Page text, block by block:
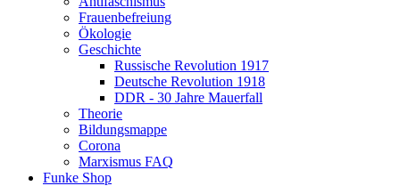
Frauenbefreiung
Ökologie
Geschichte
Russische Revolution 1917
Deutsche Revolution 1918
DDR - 30 Jahre Mauerfall
Theorie
Bildungsmappe
Corona
Marxismus FAQ
Funke Shop